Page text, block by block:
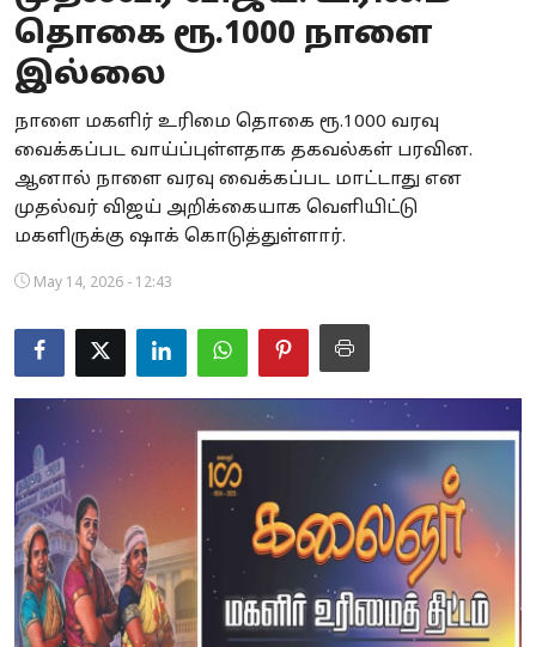
Business
Crime
Tamilnadu
National
World
Spirituality
Weather
Politics
தொகை ரூ.1000 நாளை
இல்லை
நாளை மகளிர் உரிமை தொகை ரூ.1000 வரவு
வைக்கப்பட வாய்ப்புள்ளதாக தகவல்கள் பரவின.
ஆனால் நாளை வரவு வைக்கப்பட மாட்டாது என
முதல்வர் விஜய் அறிக்கையாக வெளியிட்டு
மகளிருக்கு ஷாக் கொடுத்துள்ளார்.
May 14, 2026 - 12:43